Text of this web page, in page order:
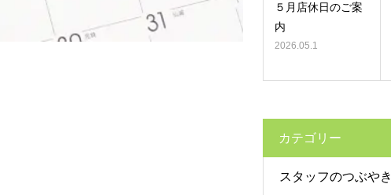
５月店休日のご案
内
2026.05.1
カテゴリー
スタッフのつぶやき